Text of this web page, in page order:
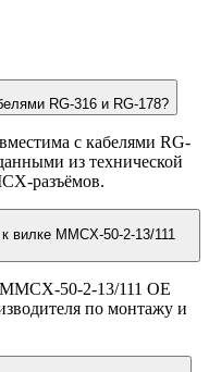
RG-316 и RG-178?
с кабелями RG-
из технической
разъёмов.
50-2-13/111 OE
по монтажу и